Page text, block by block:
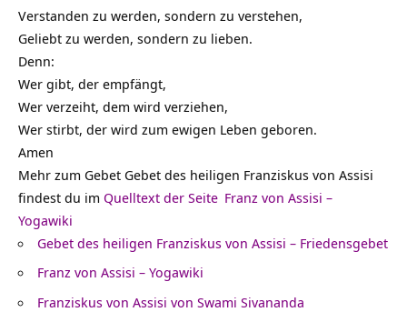
Verstanden zu werden, sondern zu verstehen,
Geliebt zu werden, sondern zu lieben.
Denn:
Wer gibt, der empfängt,
Wer verzeiht, dem wird verziehen,
Wer stirbt, der wird zum ewigen Leben geboren.
Amen
Mehr zum Gebet Gebet des heiligen Franziskus von Assisi
findest du im Quelltext der Seite Franz von Assisi –
Yogawiki
Gebet des heiligen Franziskus von Assisi – Friedensgebet
Franz von Assisi – Yogawiki
Franziskus von Assisi von Swami Sivananda